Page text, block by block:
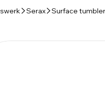
Serax Surface